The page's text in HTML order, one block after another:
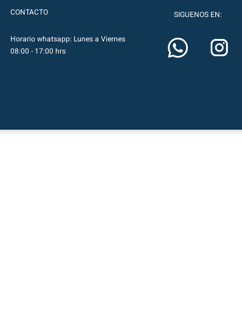
CONTACTO
Horario whatsapp: Lunes a Viernes
08:00 - 17:00 hrs
SIGUENOS EN: